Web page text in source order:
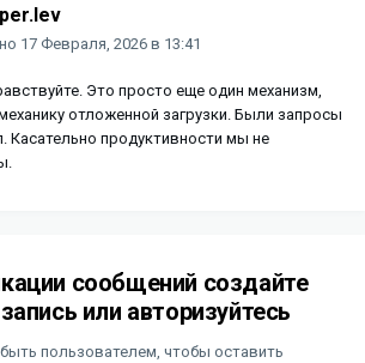
17 Февраля, 2026 в 13:41
Это просто еще один механизм,
отложенной загрузки. Были запросы
Касательно продуктивности мы не
сообщений создайте
или авторизуйтесь
пользователем, чтобы оставить